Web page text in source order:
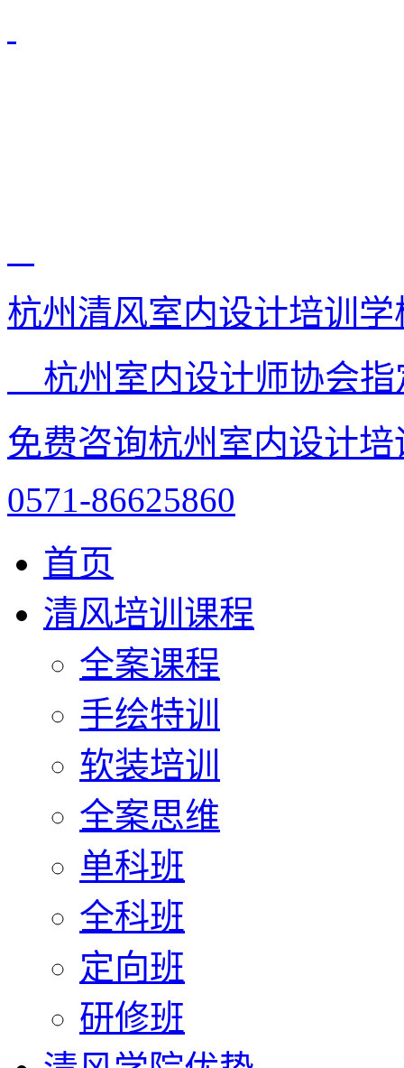
杭州清风室内设计培训学
杭州室内设计师协会
免费咨询杭州室内设计
0571-86625860
首页
清风培训课程
全案课程
手绘特训
软装培训
全案思维
单科班
全科班
定向班
研修班